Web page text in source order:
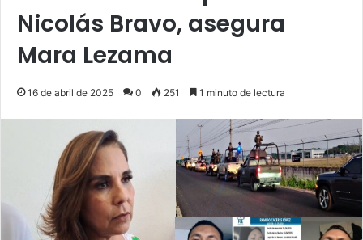
Nicolás Bravo, asegura
Mara Lezama
16 de abril de 2025 0 251 1 minuto de lectura